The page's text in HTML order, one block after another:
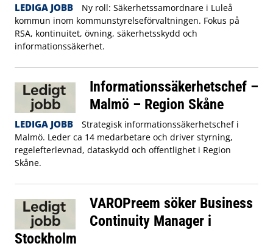
LEDIGA JOBB
Ny roll: Säkerhetssamordnare i Luleå
kommun inom kommunstyrelseförvaltningen. Fokus på
RSA, kontinuitet, övning, säkerhetsskydd och
informationssäkerhet.
Informationssäkerhetschef –
Malmö – Region Skåne
LEDIGA JOBB
Strategisk informationssäkerhetschef i
Malmö. Leder ca 14 medarbetare och driver styrning,
regelefterlevnad, dataskydd och offentlighet i Region
Skåne.
VAROPreem söker Business
Continuity Manager i
Stockholm